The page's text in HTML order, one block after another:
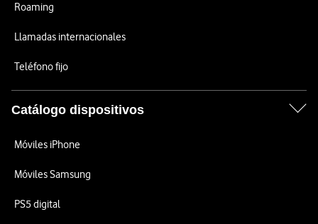
Roaming
Llamadas internacionales
Teléfono fijo
Catálogo dispositivos
Móviles iPhone
Móviles Samsung
PS5 digital